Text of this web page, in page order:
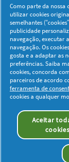
ação
irá
lo
para
a
página
de
início
de
sessão
Sobre nós
Redes Sociais
Os meus dados
Termos e
© 2026 Procter &
acesso à
termos e
Como parte da nossa
utilizar cookies
semelhantes
publicidade
navegação, executar
navegação. Os
gosta e a adaptar as
preferências. Saiba
cookies, concorda
parceiros de acordo
ferramenta de
cookies a qualquer
Aceitar
cookies